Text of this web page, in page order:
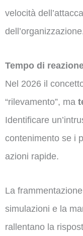
velocità
Tempo di
Nel 2026 il
“rilevamento”, ma
Identificare
contenimento se i
azioni rapide.
La
simulazioni e la
rallentano la